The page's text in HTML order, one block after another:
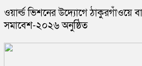
ওয়ার্ল্ড ভিশনের উদ্যোগে ঠাকুরগাঁওয়ে
সমাবেশ-২০২৬ অনুষ্ঠিত